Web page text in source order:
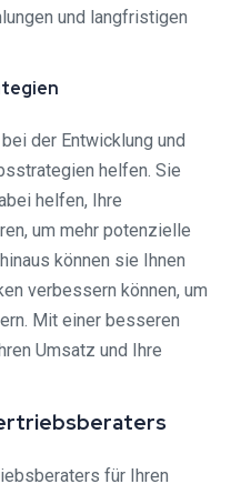
und langfristigen
der Entwicklung und
helfen. Sie
helfen, Ihre
um mehr potenzielle
können sie Ihnen
verbessern können, um
Mit einer besseren
Umsatz und Ihre
für Ihren